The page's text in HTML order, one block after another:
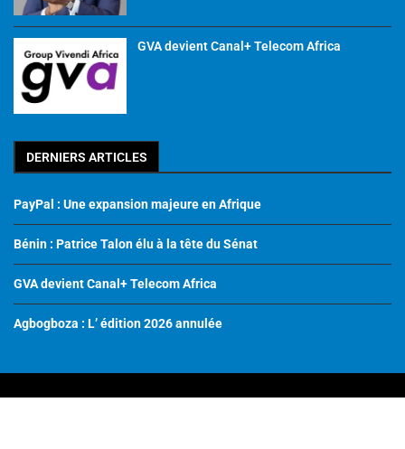
GVA devient Canal+ Telecom Africa
DERNIERS ARTICLES
PayPal : Une expansion majeure en Afrique
Bénin : Patrice Talon élu à la tête du Sénat
GVA devient Canal+ Telecom Africa
Agbogboza : L’ édition 2026 annulée